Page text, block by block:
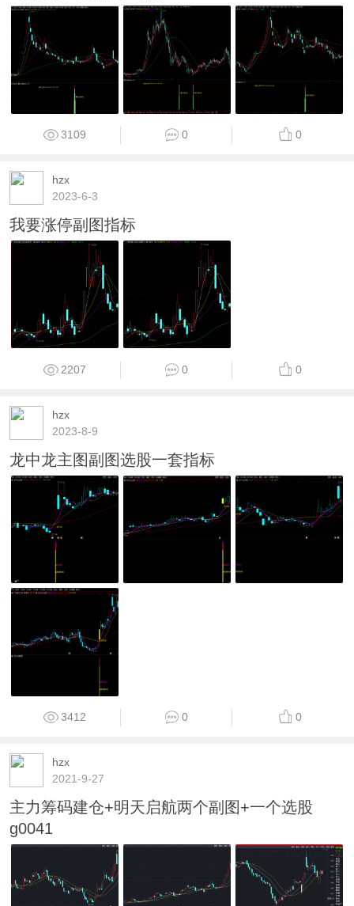
3109 0 0
hzx
2023-6-3
我要涨停副图指标
2207 0 0
hzx
2023-8-9
龙中龙主图副图选股一套指标
3412 0 0
hzx
2021-9-27
主力筹码建仓+明天启航两个副图+一个选股
g0041